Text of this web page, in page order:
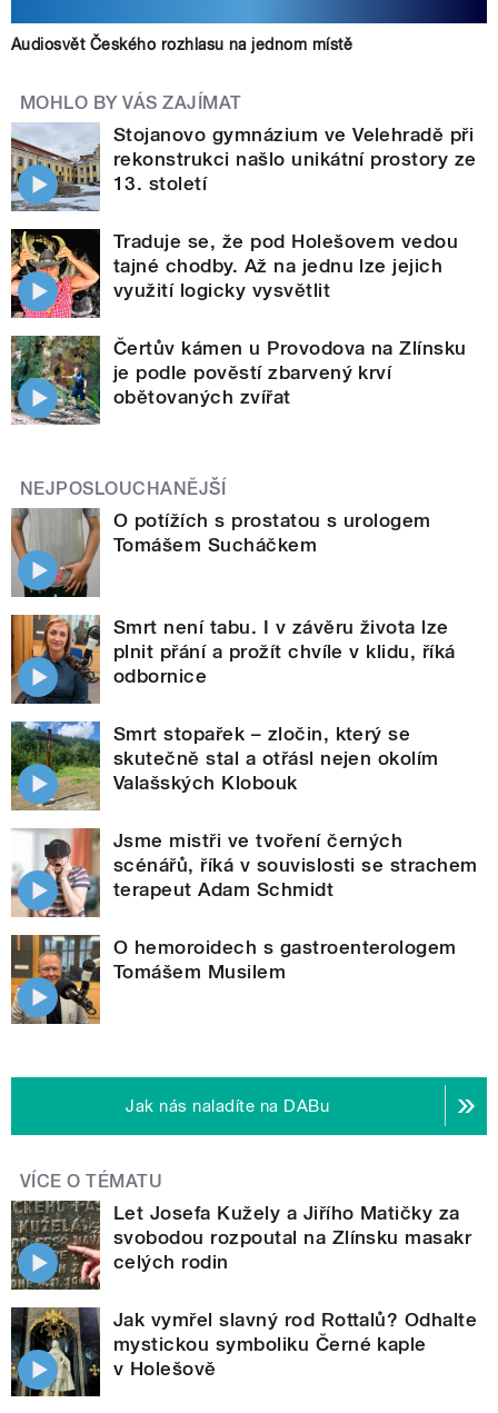
Audiosvět Českého rozhlasu na jednom místě
MOHLO BY VÁS ZAJÍMAT
Stojanovo gymnázium ve Velehradě při
rekonstrukci našlo unikátní prostory ze
13. století
Traduje se, že pod Holešovem vedou
tajné chodby. Až na jednu lze jejich
využití logicky vysvětlit
Čertův kámen u Provodova na Zlínsku
je podle pověstí zbarvený krví
obětovaných zvířat
NEJPOSLOUCHANĚJŠÍ
O potížích s prostatou s urologem
Tomášem Sucháčkem
Smrt není tabu. I v závěru života lze
plnit přání a prožít chvíle v klidu, říká
odbornice
Smrt stopařek – zločin, který se
skutečně stal a otřásl nejen okolím
Valašských Klobouk
Jsme mistři ve tvoření černých
scénářů, říká v souvislosti se strachem
terapeut Adam Schmidt
O hemoroidech s gastroenterologem
Tomášem Musilem
Jak nás naladíte na DABu
VÍCE O TÉMATU
Let Josefa Kužely a Jiřího Matičky za
svobodou rozpoutal na Zlínsku masakr
celých rodin
Jak vymřel slavný rod Rottalů? Odhalte
mystickou symboliku Černé kaple
v Holešově